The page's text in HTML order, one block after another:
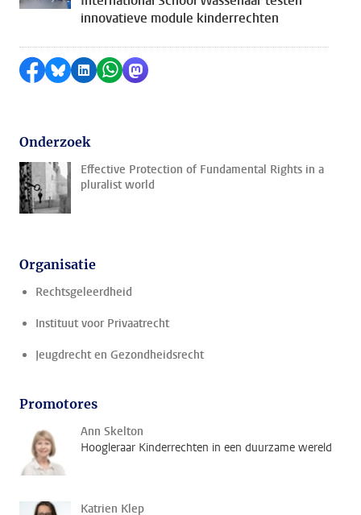
innovatieve module kinderrechten
Delen op Facebook
Delen via Bluesky
Delen op LinkedIn
Delen via WhatsApp
Delen via Mastodon
Onderzoek
Effective Protection of Fundamental Rights in a
pluralist world
Organisatie
Rechtsgeleerdheid
Instituut voor Privaatrecht
Jeugdrecht en Gezondheidsrecht
Promotores
Ann Skelton
Hoogleraar Kinderrechten in een duurzame wereld
Katrien Klep